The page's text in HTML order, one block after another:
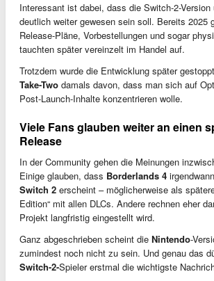
Interessant ist dabei, dass die Switch-2-
deutlich weiter gewesen sein soll. Bereits 2025
Release-Pläne, Vorbestellungen und sogar
tauchten später vereinzelt im Handel auf.
Trotzdem wurde die Entwicklung später
Take-Two damals davon, dass man sich auf
Post-Launch-Inhalte konzentrieren wolle.
Viele Fans glauben weiter an einen
Release
In der Community gehen die Meinungen
Einige glauben, dass Borderlands 4
Switch 2 erscheint – möglicherweise als
Edition“ mit allen DLCs. Andere rechnen eher
Projekt langfristig eingestellt wird.
Ganz abgeschrieben scheint die Nintendo-
zumindest noch nicht zu sein. Und genau das
Switch-2-Spieler erstmal die wichtigste